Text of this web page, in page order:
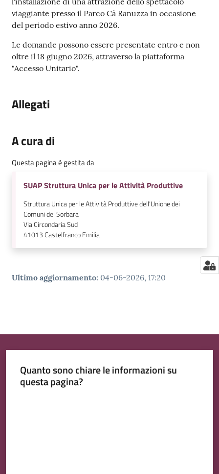
viaggiante presso il Parco Cà Ranuzza in occasione
del periodo estivo anno 2026.
Le domande possono essere presentate entro e non
oltre il 18 giugno 2026, attraverso la piattaforma
"Accesso Unitario".
Allegati
A cura di
Questa pagina è gestita da
SUAP Struttura Unica per le Attività Produttive
Struttura Unica per le Attività Produttive dell'Unione dei
Comuni del Sorbara
Via Circondaria Sud
41013Castelfranco Emilia
Ultimo aggiornamento: 04-06-2026, 17:20
Quanto sono chiare le informazioni su
questa pagina?